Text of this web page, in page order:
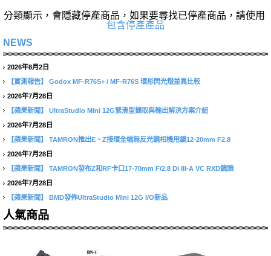
分類顯示，會隱藏停產商品，如果要尋找已停產商品，請使用
包含停產產品
NEWS
2026年8月2日
【實測報告】
Godox MF-R76S+ / MF-R76S 環形閃光燈差異比較
2026年7月28日
【蘋果新聞】
UltraStudio Mini 12G緊湊型擷取與輸出解決方案介紹
2026年7月28日
【蘋果新聞】
TAMRON推出E、Z接環全幅無反光鏡相機用鏡12-20mm F2.8
2026年7月28日
【蘋果新聞】
TAMRON發布Z和RF卡口17-70mm F/2.8 Di III-A VC RXD鏡頭
2026年7月28日
【蘋果新聞】
BMD發佈UltraStudio Mini 12G I/O新品
人氣商品